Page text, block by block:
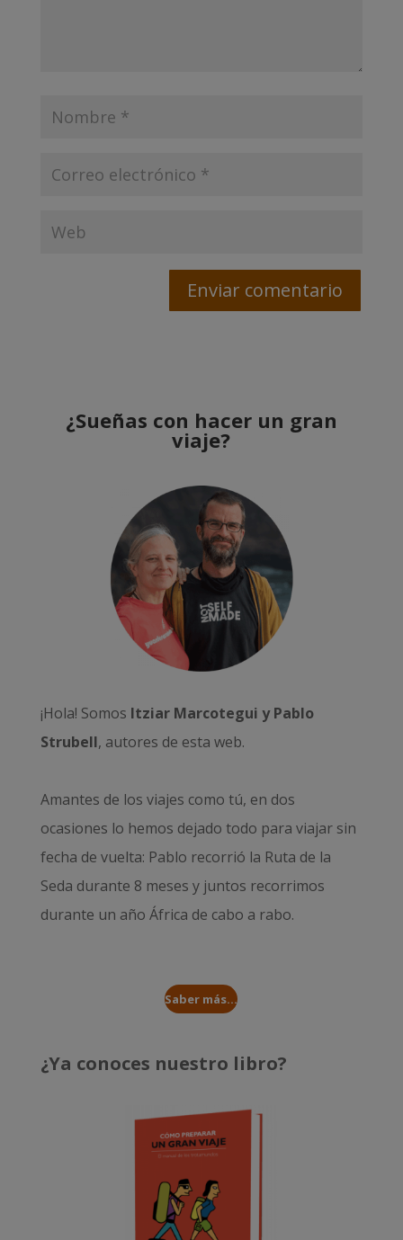
¿Sueñas con hacer un gran
viaje?
¡Hola! Somos Itziar Marcotegui y Pablo
Strubell, autores de esta web.
Amantes de los viajes como tú, en dos
ocasiones lo hemos dejado todo para viajar sin
fecha de vuelta: Pablo recorrió la Ruta de la
Seda durante 8 meses y juntos recorrimos
durante un año África de cabo a rabo.
Saber más...
¿Ya conoces nuestro libro?